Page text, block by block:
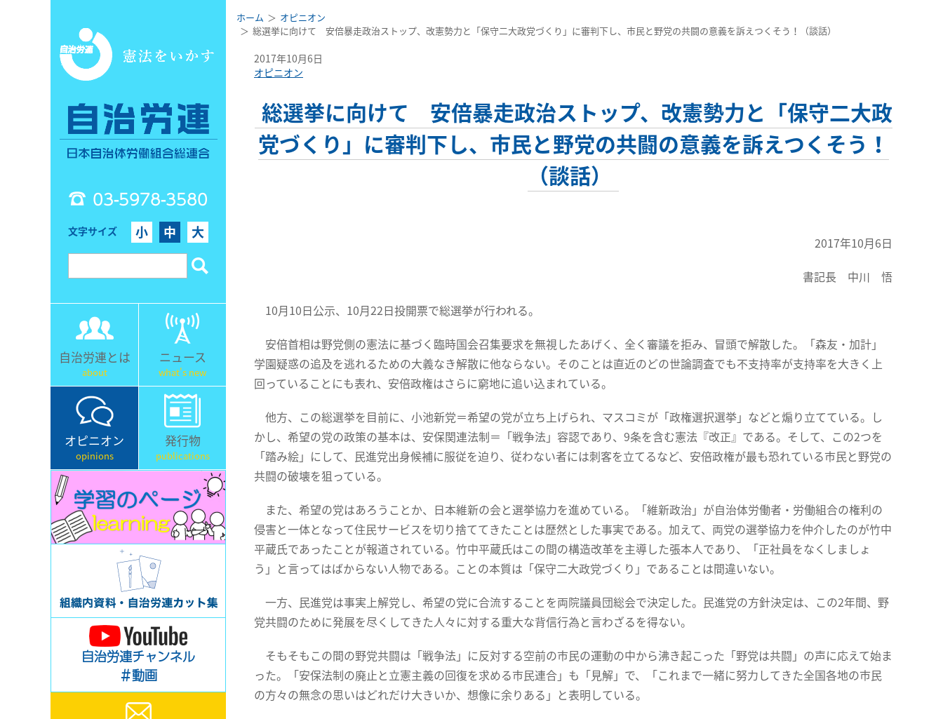
03-5978-3580
文字サイズ 小 中 大
自治労連とは
about
ニュース
what's new
オピニオン
opinions
発行物
publications
自治労連チャンネル
＃動画
ホーム
オピニオン
総選挙に向けて 安倍暴走政治ストップ、改憲勢力と「保守二大政党づくり」に審判下し、市民と野党の共闘の意義を訴えつくそう！（談話）
2017年10月6日
オピニオン
総選挙に向けて 安倍暴走政治ストップ、改憲勢力と「保守二大政
党づくり」に審判下し、市民と野党の共闘の意義を訴えつくそう！
（談話）
2017年10月6日
書記長 中川 悟
10月10日公示、10月22日投開票で総選挙が行われる。
安倍首相は野党側の憲法に基づく臨時国会召集要求を無視したあげく、全く審議を拒み、冒頭で解散した。「森友・加計」
学園疑惑の追及を逃れるための大義なき解散に他ならない。そのことは直近のどの世論調査でも不支持率が支持率を大きく上
回っていることにも表れ、安倍政権はさらに窮地に追い込まれている。
他方、この総選挙を目前に、小池新党＝希望の党が立ち上げられ、マスコミが「政権選択選挙」などと煽り立てている。し
かし、希望の党の政策の基本は、安保関連法制＝「戦争法」容認であり、9条を含む憲法『改正』である。そして、この2つを
「踏み絵」にして、民進党出身候補に服従を迫り、従わない者には刺客を立てるなど、安倍政権が最も恐れている市民と野党の
共闘の破壊を狙っている。
また、希望の党はあろうことか、日本維新の会と選挙協力を進めている。「維新政治」が自治体労働者・労働組合の権利の
侵害と一体となって住民サービスを切り捨ててきたことは歴然とした事実である。加えて、両党の選挙協力を仲介したのが竹中
平蔵氏であったことが報道されている。竹中平蔵氏はこの間の構造改革を主導した張本人であり、「正社員をなくしましょ
う」と言ってはばからない人物である。ことの本質は「保守二大政党づくり」であることは間違いない。
一方、民進党は事実上解党し、希望の党に合流することを両院議員団総会で決定した。民進党の方針決定は、この2年間、野
党共闘のために発展を尽くしてきた人々に対する重大な背信行為と言わざるを得ない。
そもそもこの間の野党共闘は「戦争法」に反対する空前の市民の運動の中から沸き起こった「野党は共闘」の声に応えて始ま
った。「安保法制の廃止と立憲主義の回復を求める市民連合」も「見解」で、「これまで一緒に努力してきた全国各地の市民
の方々の無念の思いはどれだけ大きいか、想像に余りある」と表明している。